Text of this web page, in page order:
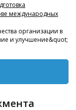
международных
организации в
и улучшение&quot;